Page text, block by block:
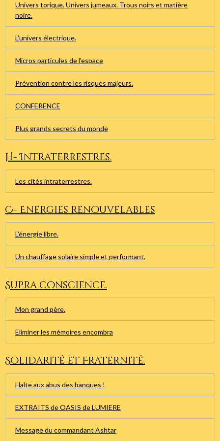
Univers torique. Univers jumeaux. Trous noirs et matière
noire.
L'univers électrique.
Micros particules de l'espace
Prévention contre les risques majeurs.
CONFERENCE
Plus grands secrets du monde
H- Intraterrestres.
Les cités intraterrestres.
C- Energies renouvelables
L'énergie libre.
Un chauffage solaire simple et performant.
Supra conscience.
Mon grand père.
Eliminer les mémoires encombra
Solidarité et Fraternité.
Halte aux abus des banques !
EXTRAITS de OASIS de LUMIERE
Message du commandant Ashtar